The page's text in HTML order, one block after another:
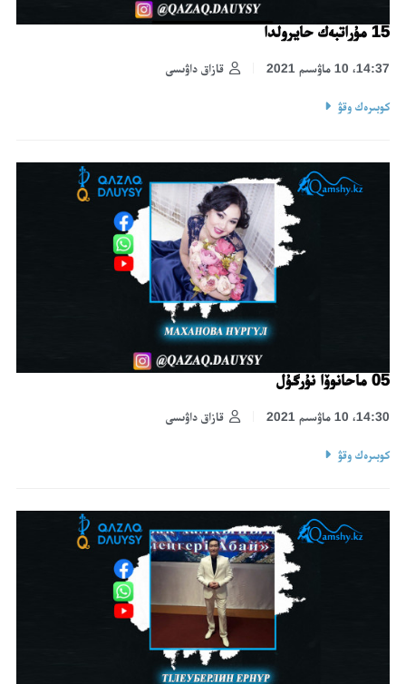
15 مۇراتبەك حايرولدا
قازاق داۋىسى 14:37، 10 ماۋسىم 2021
كوبىرەك وقۋ
05 ماحانوۆا نۇرگۇل
قازاق داۋىسى 14:30، 10 ماۋسىم 2021
كوبىرەك وقۋ